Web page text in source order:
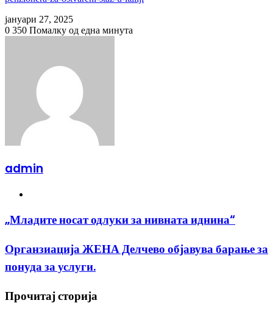
јануари 27, 2025
0 350 Помалку од една минута
admin
„Младите
носат
за
иднина“
„Младите носат одлуки за нивната иднина“
Органзиација
ЖЕНА
Делчево
за
Органзиација ЖЕНА Делчево објавува барање за
понуда за услуги.
Прочитај сторија